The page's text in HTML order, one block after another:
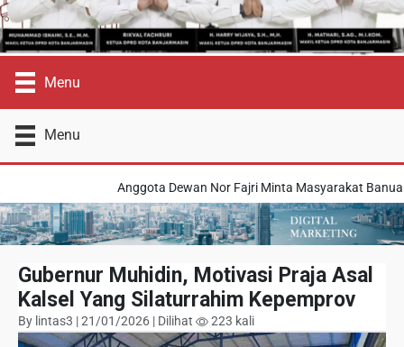
Menu
Menu
Anggota Dewan Nor Fajri Minta Masyarakat Banua
Gubernur Muhidin, Motivasi Praja Asal
Kalsel Yang Silaturrahim Kepemprov
By lintas3 | 21/01/2026 | Dilihat 223 kali